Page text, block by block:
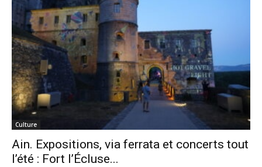
Culture
Ain. Expositions, via ferrata et concerts tout
l’été : Fort l’Écluse...